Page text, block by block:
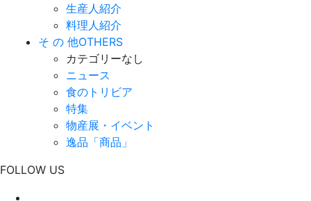
生産人紹介
料理人紹介
そ の 他OTHERS
カテゴリーなし
ニュース
食のトリビア
特集
物産展・イベント
逸品「商品」
FOLLOW US